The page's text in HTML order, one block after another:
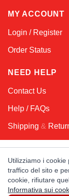
MY ACCOUNT
Login / Register
Order Status
NEED HELP
Contact Us
Help / FAQs
Shipping &
Email Address
Utilizziamo i
traffico del sito e
cookie, rifiutare
Informativa sui